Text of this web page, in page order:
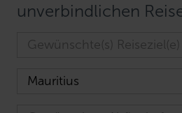
unverbindlichen